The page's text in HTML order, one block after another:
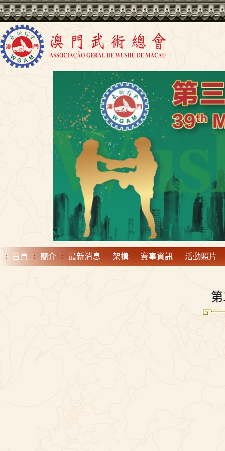
首頁 簡介 最新消息 架構 賽事資訊 活動照片